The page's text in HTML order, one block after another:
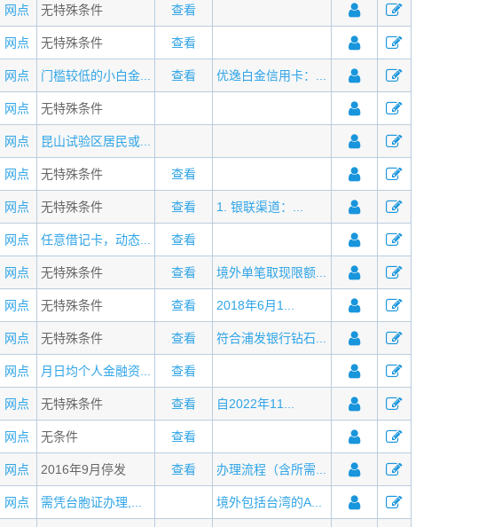
网点 无特殊条件 查看
网点 无特殊条件 查看
网点 门槛较低的小白金... 查看 优逸白金信用卡：...
网点 无特殊条件
网点 昆山试验区居民或...
网点 无特殊条件 查看
网点 无特殊条件 查看 1. 银联渠道：...
网点 任意借记卡，动态... 查看
网点 无特殊条件 查看 境外单笔取现限额...
网点 无特殊条件 查看 2018年6月1...
网点 无特殊条件 查看 符合浦发银行钻石...
网点 月日均个人金融资... 查看
网点 无特殊条件 查看 自2022年11...
网点 无条件 查看
网点 2016年9月停发 查看 办理流程（含所需...
网点 需凭台胞证办理,... 境外包括台湾的A...